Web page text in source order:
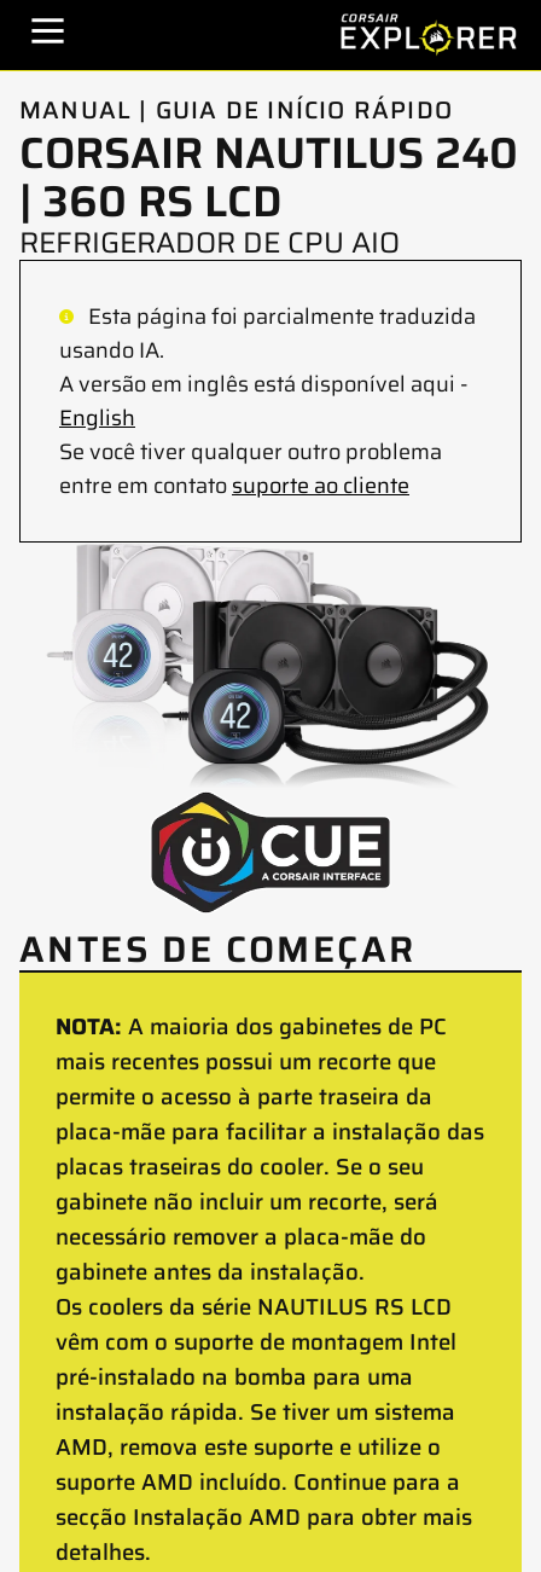
MANUAL | GUIA DE INÍCIO RÁPIDO
CORSAIR NAUTILUS 240
| 360 RS LCD
REFRIGERADOR DE CPU AIO
Esta página foi parcialmente traduzida
usando IA.
A versão em inglês está disponível aqui -
English
Se você tiver qualquer outro problema
entre em contatosuporte ao cliente
ANTES DE COMEÇAR
NOTA: A maioria dos gabinetes de PC
mais recentes possui um recorte que
permite o acesso à parte traseira da
placa-mãe para facilitar a instalação das
placas traseiras do cooler. Se o seu
gabinete não incluir um recorte, será
necessário remover a placa-mãe do
gabinete antes da instalação.
Os coolers da série NAUTILUS RS LCD
vêm com o suporte de montagem Intel
pré-instalado na bomba para uma
instalação rápida. Se tiver um sistema
AMD, remova este suporte e utilize o
suporte AMD incluído. Continue para a
secção Instalação AMD para obter mais
detalhes.